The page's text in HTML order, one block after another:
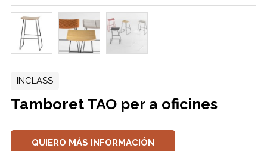
INCLASS
Tamboret TAO per a oficines
QUIERO MÁS INFORMACIÓN